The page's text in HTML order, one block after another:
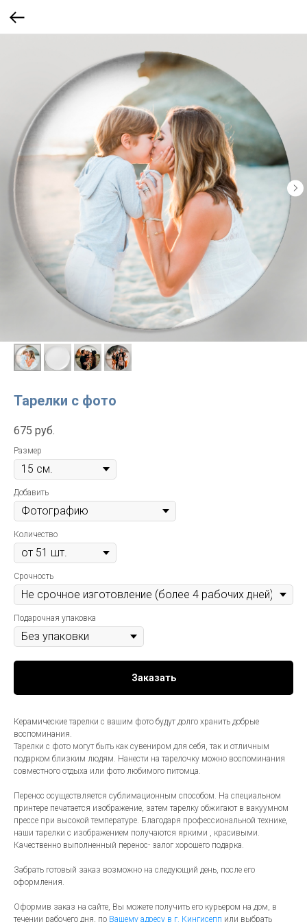
Тарелки с фото
675 руб.
Размер
Добавить
Количество
Срочность
Подарочная упаковка
Заказать
Керамические тарелки с вашим фото будут долго хранить добрые
воспоминания.
Тарелки с фото могут быть как сувениром для себя, так и отличным
подарком близким людям. Нанести на тарелочку можно воспоминания
совместного отдыха или фото любимого питомца.
Перенос осуществляется сублимационным способом. На специальном
принтере печатается изображение, затем тарелку обжигают в вакуумном
прессе при высокой температуре. Благодаря профессиональной технике,
наши тарелки с изображением получаются яркими , красивыми.
Качественно выполненный перенос- залог хорошего подарка.
Забрать готовый заказ возможно на следующий день, после его
оформления.
Оформив заказ на сайте, Вы можете получить его курьером на дом, в
течении рабочего дня, по Вашему адресу в г. Кингисепп или выбрать